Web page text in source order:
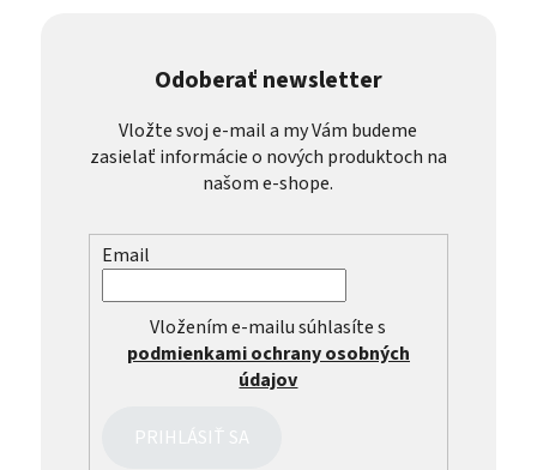
Odoberať newsletter
Vložte svoj e-mail a my Vám budeme
zasielať informácie o nových produktoch na
našom e-shope.
Email
Vložením e-mailu súhlasíte s
podmienkami ochrany osobných
údajov
PRIHLÁSIŤ SA